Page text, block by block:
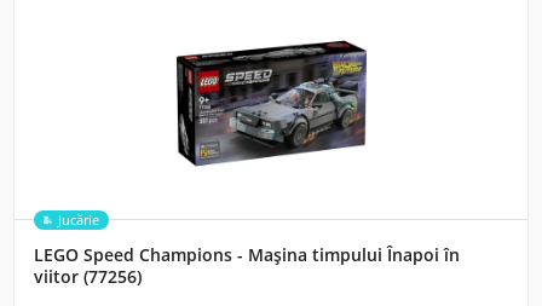
Jucărie
LEGO Speed Champions - Mașina timpului Înapoi în
viitor (77256)